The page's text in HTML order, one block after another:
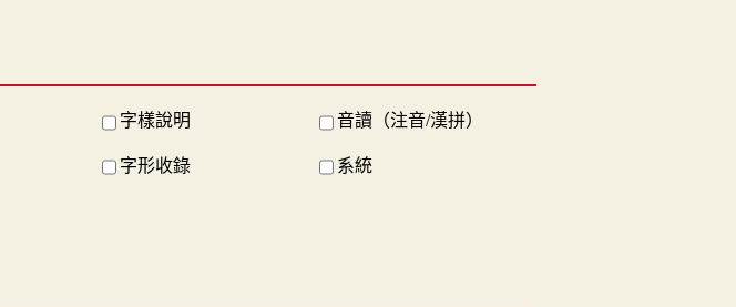
字樣說明 音讀（注音/漢拼）
字形收錄 系統